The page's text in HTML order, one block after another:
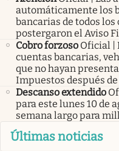
automáticamente los
bancarias de todos
postergaron el Aviso
Cobro forzoso Oficial |
cuentas bancarias,
que no hayan
Impuestos después
Descanso extendido
para este lunes 10 de
semana largo para
Últimas noticias